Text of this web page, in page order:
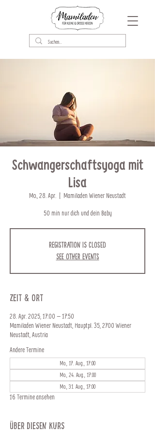
Schwangerschaftsyoga mit
Lisa
Mo., 28. Apr.
  |
Mamiladen Wiener Neustadt
50 min nur dich und dein Baby
Registration is closed
See other events
Zeit & Ort
28. Apr. 2025, 17:00 – 17:50
Mamiladen Wiener Neustadt, Hauptpl. 35, 2700 Wiener
Neustadt, Austria
Andere Termine
Mo., 17. Aug., 17:00
Mo., 24. Aug., 17:00
Mo., 31. Aug., 17:00
16 Termine ansehen
Über diesen Kurs